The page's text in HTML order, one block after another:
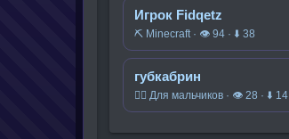
Игрок Fidqetz
⛏️ Minecraft · 👁 94 · ⬇ 38
губкабрин
🧍‍♂️ Для мальчиков · 👁 28 · ⬇ 14